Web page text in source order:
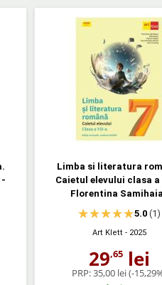
-
Limba si literatura
Caietul elevului clasa a
Florentina
5.0(1)
Art Klett - 2025
29,65 lei
PRP:35,00 lei(-